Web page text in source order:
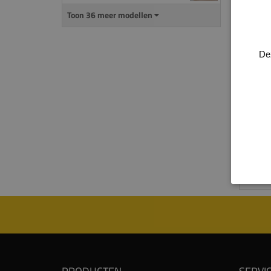
Toon 36 meer modellen